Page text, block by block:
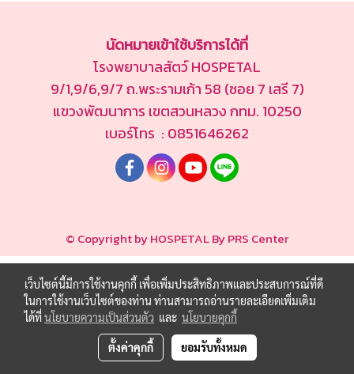
นัดหมายเข้าใช้บริการได้ที่
โรงพยาบาลสัตว์ HOSPETAL
9/1,9/6,9/7 ถ.พระรามเก้า 58 (ซอย 7 เสรี 7)
แขวงพัฒนาการ เขตสวนหลวง กทม. 10250
เบอร์โทร : 0851646262
© Copyright by HOSPETAL By PRS Center
เว็บไซต์นี้มีการใช้งานคุกกี้ เพื่อเพิ่มประสิทธิภาพและประสบการณ์ที่ดี
ในการใช้งานเว็บไซต์ของท่าน ท่านสามารถอ่านรายละเอียดเพิ่มเติม
ได้ที่นโยบายความเป็นส่วนตัว และ นโยบายคุกกี้
ตั้งค่าคุกกี้ ยอมรับทั้งหมด